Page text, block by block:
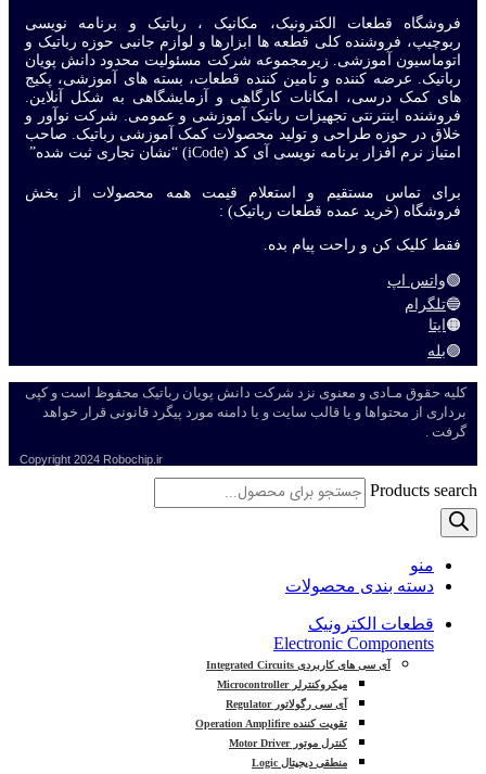
فروشگاه قطعات الکترونیک، مکانیک ، رباتیک و برنامه نویسی
ربوچیپ، فروشنده کلی قطعه ها ابزارها و لوازم جانبی حوزه رباتیک و
اتوماسیون آموزشی. زیرمجموعه شرکت مسئولیت محدود دانش پویان
رباتیک. عرضه کننده و تامین کننده قطعات، بسته های آموزشی، پکیج
های کمک درسی، امکانات کارگاهی و آزمایشگاهی به شکل آنلاین.
فروشنده اینترنتی تجهیزات رباتیک آموزشی و عمومی. شرکت نوآور و
خلاق در حوزه طراحی و تولید محصولات کمک آموزشی رباتیک. صاحب
امتیاز نرم افزار برنامه نویسی آی کد (iCode) “نشان تجاری ثبت شده”
برای تماس مستقیم و استعلام قیمت همه محصولات از بخش
فروشگاه (خرید عمده قطعات رباتیک) :
فقط کلیک کن و راحت پیام بده.
🟢واتس اپ
🔵تلگرام
🟠ایتا
🟣بله
کلیه حقوق مـادی و معنوی نزد شرکت دانش پویان رباتیک محفوظ است و کپی
برداری از محتواها و یا قالب سایت و یا دامنه مورد پیگرد قانونی قرار خواهد
گرفت .
Copyright 2024 Robochip.ir
Products search
منو
دسته بندی محصولات
قطعات الکترونیک
Electronic Components
آی سی های کاربردی Integrated Circuits
میکروکنترلر Microcontroller
آی سی رگولاتور Regulator
تقویت کننده Operation Amplifire
کنترل موتور Motor Driver
منطقی دیجیتال Logic